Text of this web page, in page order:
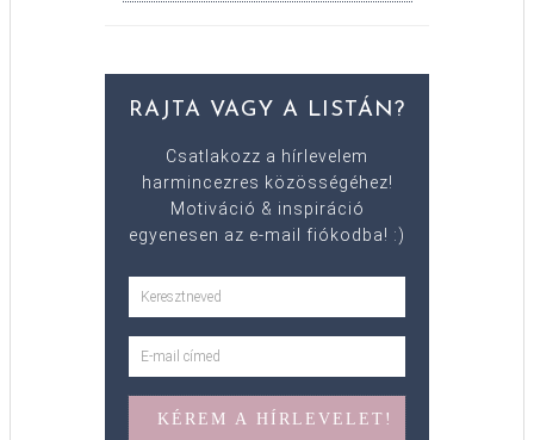
RAJTA VAGY A LISTÁN?
Csatlakozz a hírlevelem
harmincezres közösségéhez!
Motiváció & inspiráció
egyenesen az e-mail fiókodba! :)